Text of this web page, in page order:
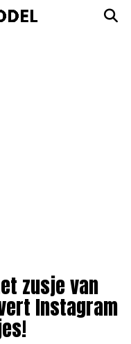
zusje van
Instagram